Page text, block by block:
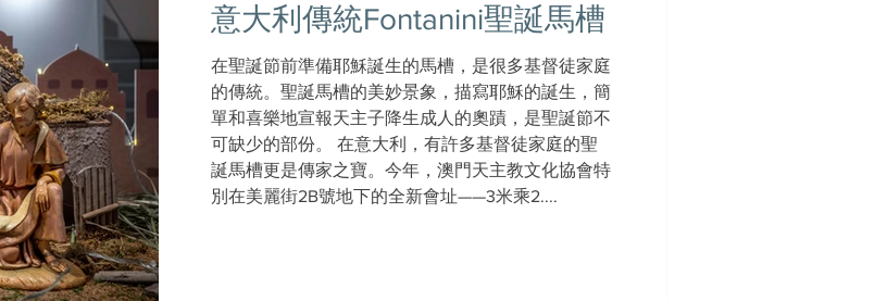
意大利傳統Fontanini聖誕馬槽
在聖誕節前準備耶穌誕生的馬槽，是很多基督徒家庭
的傳統。聖誕馬槽的美妙景象，描寫耶穌的誕生，簡
單和喜樂地宣報天主子降生成人的奧蹟，是聖誕節不
可缺少的部份。 在意大利，有許多基督徒家庭的聖
誕馬槽更是傳家之寶。今年，澳門天主教文化協會特
別在美麗街2B號地下的全新會址——3米乘2....